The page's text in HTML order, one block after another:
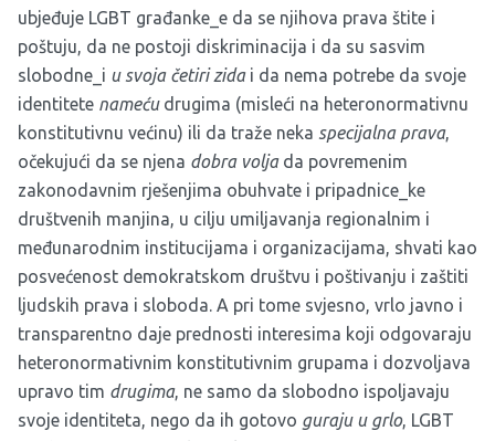
ubjeđuje LGBT građanke_e da se njihova prava štite i
poštuju, da ne postoji diskriminacija i da su sasvim
slobodne_i u svoja četiri zida i da nema potrebe da svoje
identitete nameću drugima (misleći na heteronormativnu
konstitutivnu većinu) ili da traže neka specijalna prava,
očekujući da se njena dobra volja da povremenim
zakonodavnim rješenjima obuhvate i pripadnice_ke
društvenih manjina, u cilju umiljavanja regionalnim i
međunarodnim institucijama i organizacijama, shvati kao
posvećenost demokratskom društvu i poštivanju i zaštiti
ljudskih prava i sloboda. A pri tome svjesno, vrlo javno i
transparentno daje prednosti interesima koji odgovaraju
heteronormativnim konstitutivnim grupama i dozvoljava
upravo tim drugima, ne samo da slobodno ispoljavaju
svoje identiteta, nego da ih gotovo guraju u grlo, LGBT